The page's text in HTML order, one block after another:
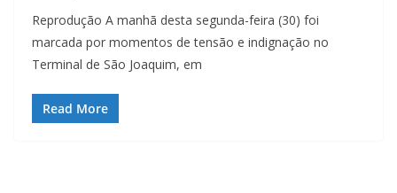
Reprodução A manhã desta segunda-feira (30) foi
marcada por momentos de tensão e indignação no
Terminal de São Joaquim, em
Read More